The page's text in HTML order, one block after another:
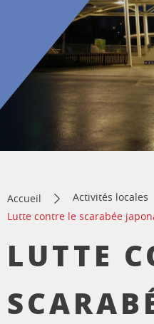
Accueil Activités locales
Lutte contre le scarabée
LUTTE